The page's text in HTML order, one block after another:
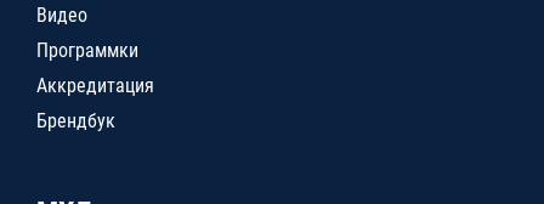
Видео
Программки
Аккредитация
Брендбук